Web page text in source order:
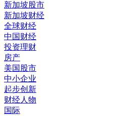
新加坡股市
新加坡财经
全球财经
中国财经
投资理财
房产
美国股市
中小企业
起步创新
财经人物
国际